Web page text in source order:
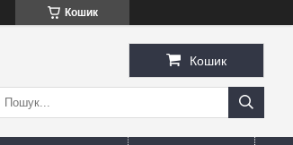
Кошик
Кошик